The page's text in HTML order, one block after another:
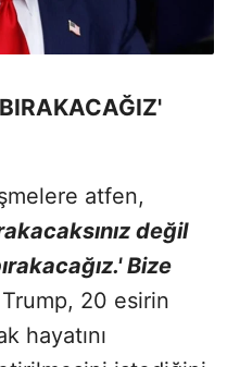
atfen,
değil
Bize
20 esirin
hayatını